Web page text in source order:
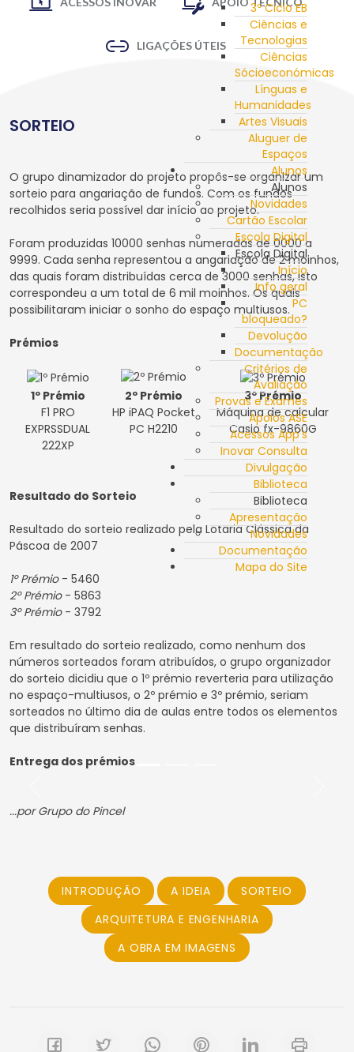
3º Ciclo EB
Ciências e
Tecnologias
Ciências
Sócioeconómicas
Línguas e
Humanidades
Artes Visuais
Aluguer de
Espaços
Alunos
Alunos
Novidades
Cartão Escolar
Escola Digital
Escola Digital
Início
Info geral
PC
bloqueado?
Devolução
Documentação
Critérios de
Avaliação
Provas e Exames
Apoios ASE
Acessos App's
Inovar Consulta
Divulgação
Biblioteca
Biblioteca
Apresentação
Novidades
Documentação
Mapa do Site
LIGAÇÕES ÚTEIS
SORTEIO
O grupo dinamizador do projeto propôs-se organizar um
sorteio para angariação de fundos. Com os fundos
recolhidos seria possível dar início ao projeto.
Foram produzidas 10000 senhas numeradas de 0000 a
9999. Cada senha representou a angariação de 2 moinhos,
das quais foram distribuídas cerca de 3000 senhas, isto
correspondeu a um total de 6 mil moinhos. Os quais
possibilitaram iniciar o sonho do espaço multiusos.
Prémios
1º Prémio
F1 PRO
EXPRSSDUAL
222XP
2º Prémio
HP iPAQ Pocket
PC H2210
3º Prémio
Máquina de calcular
Casio fx-9860G
Resultado do Sorteio
Resultado do sorteio realizado pela Lotaria Clássica da
Páscoa de 2007
1º Prémio- 5460
2º Prémio- 5863
3º Prémio- 3792
Em resultado do sorteio realizado, como nenhum dos
números sorteados foram atribuídos, o grupo organizador
do sorteio dicidiu que o 1º prémio reverteria para utilização
no espaço-multiusos, o 2º prémio e 3º prémio, seriam
sorteados no último dia de aulas entre todos os elementos
que distribuíram senhas.
Entrega dos prémios
...por Grupo do Pincel
INTRODUÇÃO A IDEIA
SORTEIO
ARQUITETURA E ENGENHARIA
A OBRA EM IMAGENS